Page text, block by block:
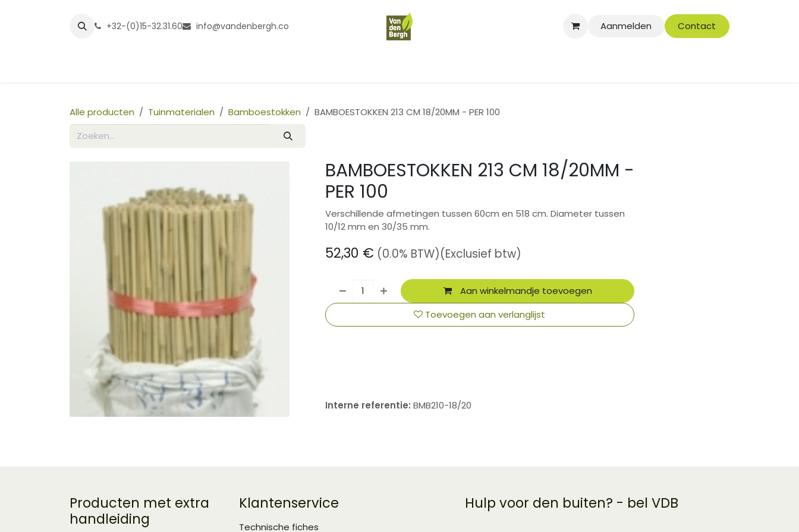
+32-(0)15-32.31.60 info@vandenbergh.co Aanmelden Contact
Alle producten Tuinmaterialen Bamboestokken BAMBOESTOKKEN 213 CM 18/20MM - PER 100
BAMBOESTOKKEN 213 CM 18/20MM -
PER 100
Verschillende afmetingen tussen 60cm en 518 cm. Diameter tussen
10/12 mm en 30/35 mm.
52,30 € (0.0% BTW)(Exclusief btw)
Aan winkelmandje toevoegen
Toevoegen aan verlanglijst
Interne referentie: BMB210-18/20
Producten met extra
handleiding
Klantenservice
Technische fiches
Hulp voor den buiten? - bel VDB